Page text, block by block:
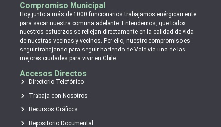
Compromiso Municipal
Hoy junto a más de 1000 funcionarios trabajamos enérgicamente
para sacar nuestra comuna adelante. Entendemos, que todos
nuestros esfuerzos se reflejan directamente en la calidad de vida
de nuestras vecinas y vecinos. Por ello, nuestro compromiso es
seguir trabajando para seguir haciendo de Valdivia una de las
mejores ciudades para vivir en Chile.
Accesos Directos
Directorio Telefónico
Trabaja con Nosotros
Recursos Gráficos
Repositorio Documental